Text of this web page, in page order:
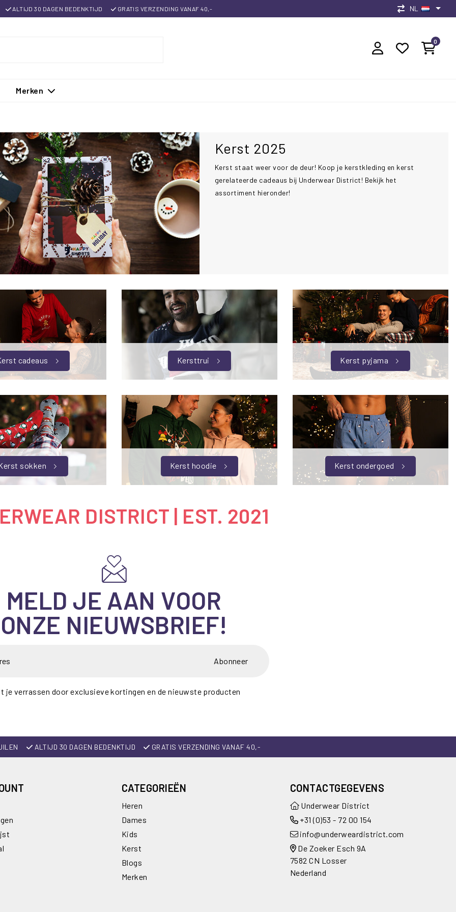
ALTIJD 30 DAGEN BEDENKTIJD GRATIS VERZENDING VANAF 40,- NL
0
Merken
Kerst 2025
Kerst staat weer voor de deur! Koop je kerstkleding en kerst
gerelateerde cadeaus bij Underwear District! Bekijk het
assortiment hieronder!
cadeaus Kersttrui Kerst pyjama
sokken Kerst hoodie Kerst ondergoed
DISTRICT | EST. 2021
MELD JE AAN VOOR
ONZE NIEUWSBRIEF!
Abonneer
je verrassen door exclusieve kortingen en de nieuwste producten
ALTIJD 30 DAGEN BEDENKTIJD GRATIS VERZENDING VANAF 40,-
CATEGORIEËN
Heren
Dames
Kids
Kerst
Blogs
Merken
CONTACTGEGEVENS
Underwear District
+31 (0)53 - 72 00 154
info@underweardistrict.com
De Zoeker Esch 9A
7582 CN Losser
Nederland